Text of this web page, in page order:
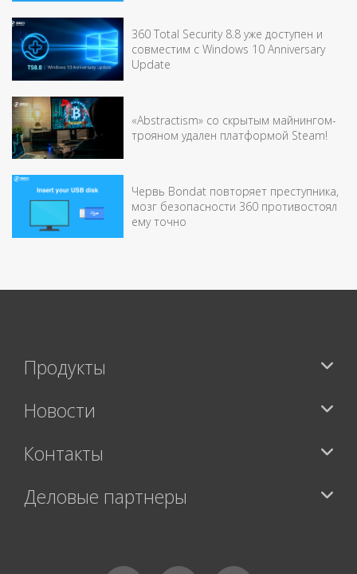
360 Total Security 8.8 уже доступен и
совместим с Windows 10 Anniversary
Update
«Abstractism» со скрытым майнингом-
трояном удален платформой Steam!
Червь Bondat повторяет преступника,
мозг безопасности 360 противостоял
ему точно
Продукты
Новости
Контакты
Деловые партнеры